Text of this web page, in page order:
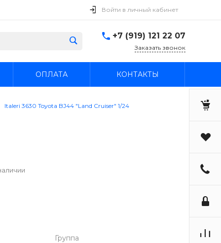
Войти в личный кабинет
+7 (919) 121 22 07
Заказать звонок
ОПЛАТА КОНТАКТЫ
Italeri 3630 Toyota BJ44 "Land Cruiser" 1/24
Группа